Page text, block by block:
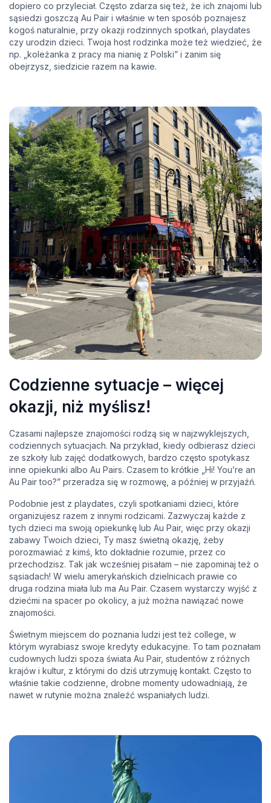
dopiero co przyleciał. Często zdarza się też, że ich znajomi lub
sąsiedzi goszczą Au Pair i właśnie w ten sposób poznajesz
kogoś naturalnie, przy okazji rodzinnych spotkań, playdates
czy urodzin dzieci. Twoja host rodzinka może też wiedzieć, że
np. „koleżanka z pracy ma nianię z Polski” i zanim się
obejrzysz, siedzicie razem na kawie.
Codzienne sytuacje – więcej
okazji, niż myślisz!
Czasami najlepsze znajomości rodzą się w najzwyklejszych,
codziennych sytuacjach. Na przykład, kiedy odbierasz dzieci
ze szkoły lub zajęć dodatkowych, bardzo często spotykasz
inne opiekunki albo Au Pairs. Czasem to krótkie „Hi! You’re an
Au Pair too?” przeradza się w rozmowę, a później w przyjaźń.
Podobnie jest z playdates, czyli spotkaniami dzieci, które
organizujesz razem z innymi rodzicami. Zazwyczaj każde z
tych dzieci ma swoją opiekunkę lub Au Pair, więc przy okazji
zabawy Twoich dzieci, Ty masz świetną okazję, żeby
porozmawiać z kimś, kto dokładnie rozumie, przez co
przechodzisz. Tak jak wcześniej pisałam – nie zapominaj też o
sąsiadach! W wielu amerykańskich dzielnicach prawie co
druga rodzina miała lub ma Au Pair. Czasem wystarczy wyjść z
dziećmi na spacer po okolicy, a już można nawiązać nowe
znajomości.
Świetnym miejscem do poznania ludzi jest też college, w
którym wyrabiasz swoje kredyty edukacyjne. To tam poznałam
cudownych ludzi spoza świata Au Pair, studentów z różnych
krajów i kultur, z którymi do dziś utrzymuję kontakt. Często to
właśnie takie codzienne, drobne momenty udowadniają, że
nawet w rutynie można znaleźć wspaniałych ludzi.